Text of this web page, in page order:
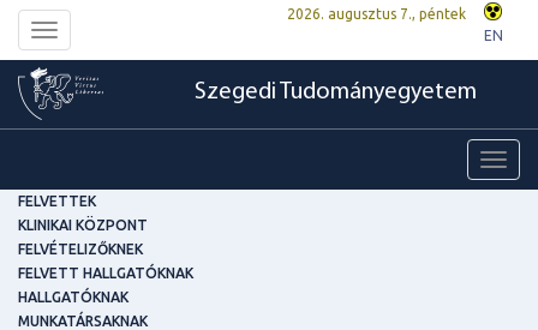
Toggle
navigation
2026. augusztus 7., péntek
EN
Szegedi Tudományegyetem
FELVETTEK
KLINIKAI KÖZPONT
FELVÉTELIZŐKNEK
FELVETT HALLGATÓKNAK
HALLGATÓKNAK
MUNKATÁRSAKNAK